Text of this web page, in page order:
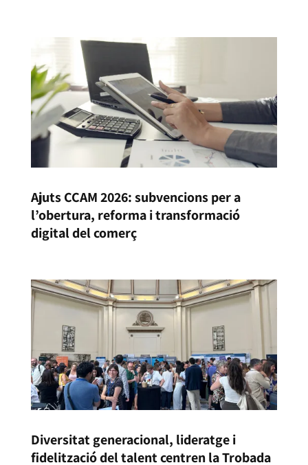
Ajuts CCAM 2026: subvencions per a
l’obertura, reforma i transformació
digital del comerç
Diversitat generacional, lideratge i
fidelització del talent centren la Trobada